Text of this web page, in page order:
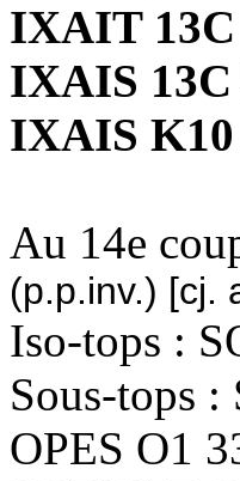
IXAIT 13C
IXAIS 13C
IXAIS K10
Au 14e
(p.p.inv.) [cj.
Iso-tops :
Sous-tops :
OPES O1